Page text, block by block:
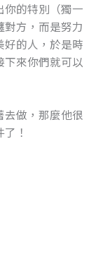
你的特別（獨一
方，而是努力
好的人，於是時
來你們就可以
去做，那麼他很
！